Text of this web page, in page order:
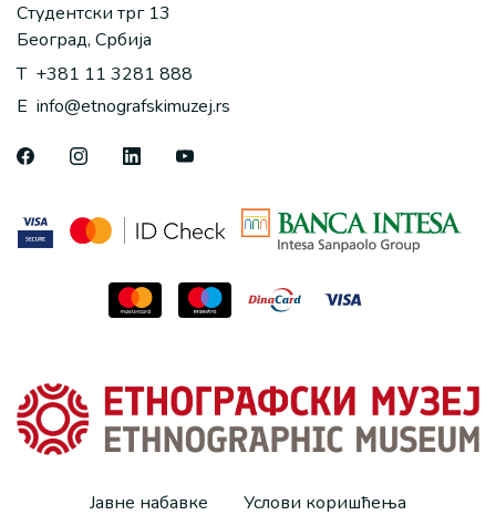
Студентски трг 13
Београд, Србија
T +381 11 3281 888
E info@etnografskimuzej.rs
Јавне набавке Услови коришћења